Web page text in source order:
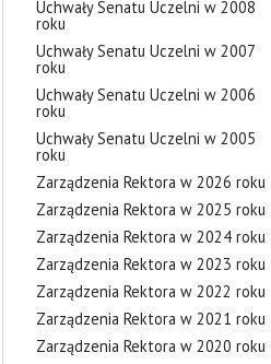
Uchwały Senatu Uczelni w 2008
roku
Uchwały Senatu Uczelni w 2007
roku
Uchwały Senatu Uczelni w 2006
roku
Uchwały Senatu Uczelni w 2005
roku
Zarządzenia Rektora w 2026 roku
Zarządzenia Rektora w 2025 roku
Zarządzenia Rektora w 2024 roku
Zarządzenia Rektora w 2023 roku
Zarządzenia Rektora w 2022 roku
Zarządzenia Rektora w 2021 roku
Zarządzenia Rektora w 2020 roku